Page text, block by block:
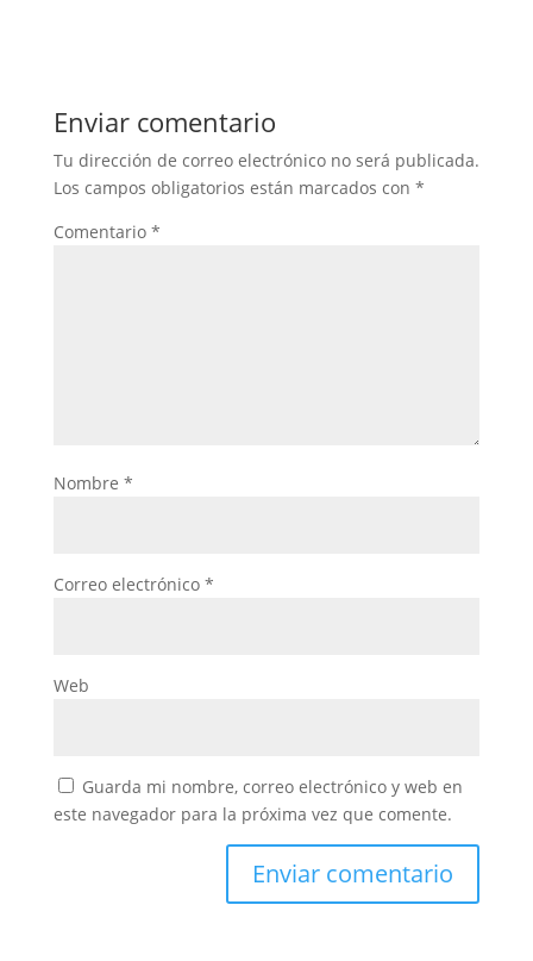
Enviar comentario
Tu dirección de correo electrónico no será publicada.
Los campos obligatorios están marcados con *
Comentario *
Nombre *
Correo electrónico *
Web
Guarda mi nombre, correo electrónico y web en
este navegador para la próxima vez que comente.